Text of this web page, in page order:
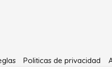
Politicas de privacidad